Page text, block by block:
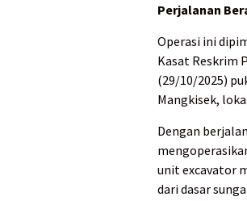
Perjalanan
Operasi ini
Kasat Reskrim
(29/10/2025)
Mangkisek,
Dengan
unit excavator
dari dasar